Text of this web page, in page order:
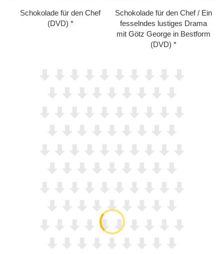
Schokolade für den Chef
(DVD)
Schokolade für den Chef /​ Ein
fesselndes lustiges Drama
mit Götz George in Bestform
(DVD)